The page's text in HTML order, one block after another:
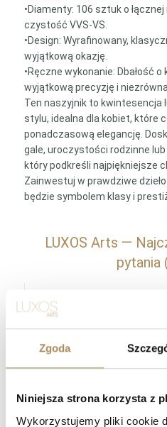
Zgoda
Niniejsza strona korzysta z
Wykorzystujemy pliki cookie
•Diamenty: 106 sztuk o
czystość VVS-VS.
•Design: Wyrafinowany,
wyjątkową okazję.
•Ręczne wykonanie: Dbałość
wyjątkową precyzję i
Ten naszyjnik to kwintesencja
stylu, idealna dla kobiet, które
ponadczasową elegancję.
gale, uroczystości rodzinne
który podkreśli najpiękniejsze
Zainwestuj w prawdziwe
będzie symbolem klasy i
LUXOS Arts —
pytania
poprosić o
autentyczne i